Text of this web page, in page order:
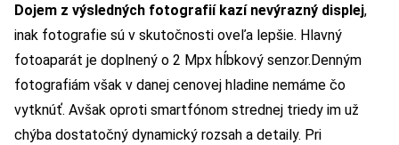
Dojem z výsledných fotografií kazí nevýrazný displej,
inak fotografie sú v skutočnosti oveľa lepšie. Hlavný
fotoaparát je doplnený o 2 Mpx hĺbkový senzor.Denným
fotografiám však v danej cenovej hladine nemáme čo
vytknúť. Avšak oproti smartfónom strednej triedy im už
chýba dostatočný dynamický rozsah a detaily. Pri